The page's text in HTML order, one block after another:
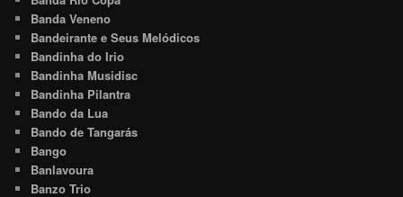
Banda Veneno
Bandeirante e Seus Melódicos
Bandinha do Irio
Bandinha Musidisc
Bandinha Pilantra
Bando da Lua
Bando de Tangarás
Bango
Banlavoura
Banzo Trio